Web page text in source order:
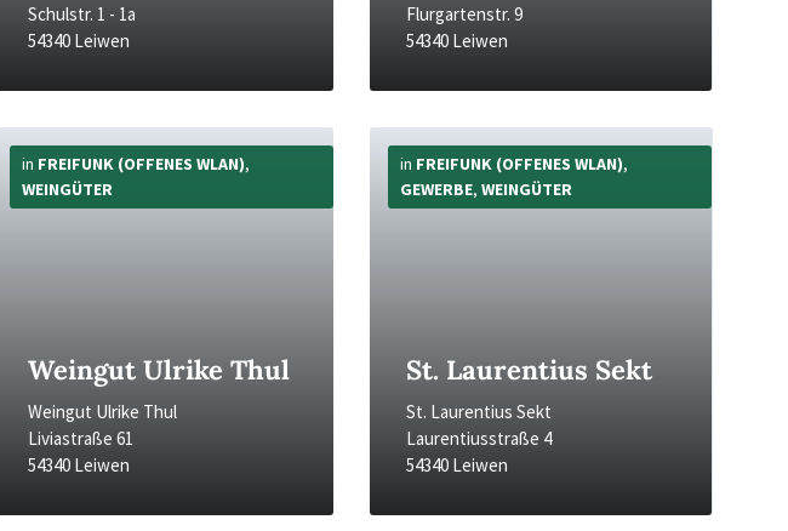
Schulstr. 1 - 1a
54340 Leiwen
Flurgartenstr. 9
54340 Leiwen
Weingut Ulrike Thul
Weingut Ulrike Thul
Liviastraße 61
54340 Leiwen
in FREIFUNK (OFFENES WLAN),
WEINGÜTER
Infos
St. Laurentius Sekt
St. Laurentius Sekt
Laurentiusstraße 4
54340 Leiwen
in FREIFUNK (OFFENES WLAN),
GEWERBE,WEINGÜTER
Infos